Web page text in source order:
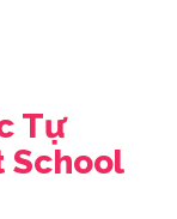
Tự
School